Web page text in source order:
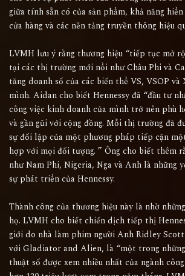
giữa tính sẵn có của sản phẩm, khả năng
cửa hàng và các nền tảng truyền thông hiệu
LVMH lưu ý rằng thương hiệu “tiếp tục mở
tại các thị trường mới nổi như Châu Phi và
tăng doanh số của các biến thể VS, VSOP và
mình. Aidan cho biết Hennessy đã “đầu tư
công việc kinh doanh của mình trở nên phù
và gần gũi với cộng đồng. Mỗi thị trường đã
sự đối lập của một phương pháp tiếp cận
hợp với mọi đối tượng. ” Ông cho biết thêm
như Nam Phi, Nigeria, Nga và Anh là những
sự phát triển của Hennessy.
Thành công của thương hiệu này là nhờ
họ. LVMH cho biết chiến dịch tiếp thị
giới do nhà làm phim người Anh Ridley
với Gladiator and Alien, là “một trong
thuật số được xem nhiều nhất của ngành